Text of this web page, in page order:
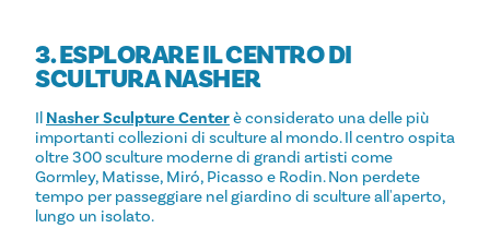
3. ESPLORARE IL CENTRO DI
SCULTURA NASHER
Il Nasher Sculpture Centerè considerato una delle più
importanti collezioni di sculture al mondo. Il centro ospita
oltre 300 sculture moderne di grandi artisti come
Gormley, Matisse, Miró, Picasso e Rodin. Non perdete
tempo per passeggiare nel giardino di sculture all'aperto,
lungo un isolato.